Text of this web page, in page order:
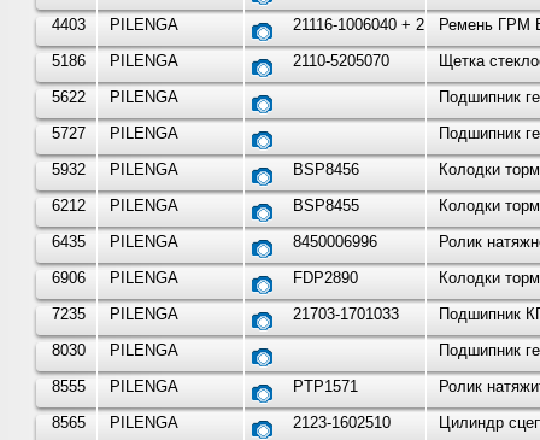
4403
PILENGA 21116-1006040 + 21116-100
Ремень ГРМ
5186
PILENGA 2110-5205070
Щетка
5622
PILENGA
Подшипник
5727
PILENGA
Подшипник
5932
PILENGA BSP8456
Колодки
6212
PILENGA BSP8455
Колодки
6435
PILENGA 8450006996
Ролик
6906
PILENGA FDP2890
Колодки
7235
PILENGA 21703-1701033
Подшипник
8030
PILENGA
Подшипник
8555
PILENGA PTP1571
Ролик
8565
PILENGA 2123-1602510
Цилиндр